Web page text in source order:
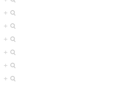
+
+
+
+
+
+